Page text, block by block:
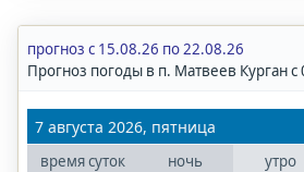
прогноз с 15.08.26 по 22.08.26
Прогноз погоды в п. Матвеев Курган
7 августа 2026, пятница
времясуток
ночь утро
Волгоградская
область
область